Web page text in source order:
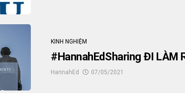
KINH NGHIỆM
#HannahEdSharing ĐI LÀM
HannahEd 07/05/2021